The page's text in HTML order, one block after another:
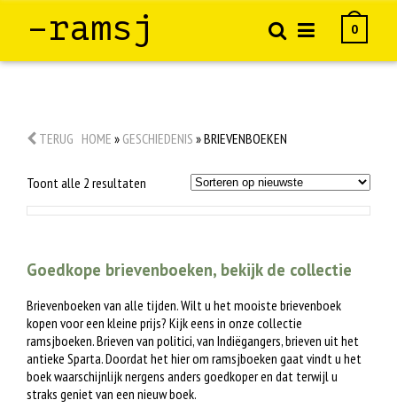
–ramsj 0
TERUG HOME » GESCHIEDENIS »BRIEVENBOEKEN
Toont alle 2 resultaten Gesorteerd
nieuwste
Goedkope brievenboeken, bekijk de collectie
Brievenboeken van alle tijden. Wilt u het mooiste brievenboek
kopen voor een kleine prijs? Kijk eens in onze collectie
ramsjboeken. Brieven van politici, van Indiëgangers, brieven uit het
antieke Sparta. Doordat het hier om ramsjboeken gaat vindt u het
boek waarschijnlijk nergens anders goedkoper en dat terwijl u
straks geniet van een nieuw boek.